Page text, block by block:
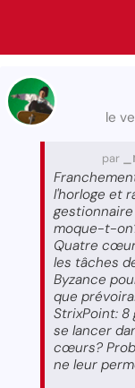
le
par
l'horloge et
moque-t-
Quatre
les tâches
Byzance
que
StrixPoint:
se lancer
cœurs?
ne leur